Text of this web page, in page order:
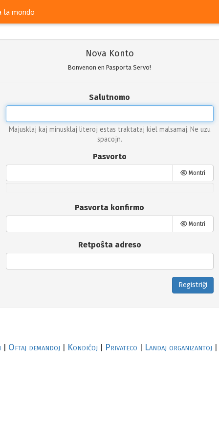
la mondo
Nova Konto
Bonvenon en Pasporta Servo!
Salutnomo
Majusklaj kaj minusklaj literoj estas traktataj kiel malsamaj. Ne uzu
spacojn.
Pasvorto
Montri
Pasvorta konfirmo
Montri
Retpoŝta adreso
Registriĝi
Oftaj demandoj Kondiĉoj Privateco Landaj organizantoj